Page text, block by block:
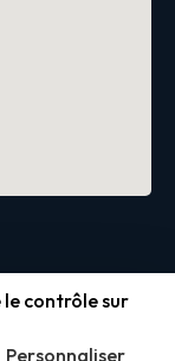
le contrôle sur
Personnaliser